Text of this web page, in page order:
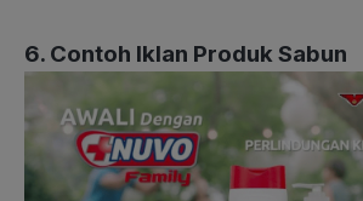
6. Contoh Iklan Produk Sabun